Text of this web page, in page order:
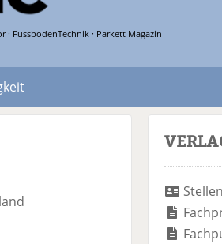
· FussbodenTechnik · Parkett Magazin